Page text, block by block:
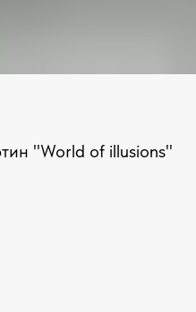
"World of illusions"